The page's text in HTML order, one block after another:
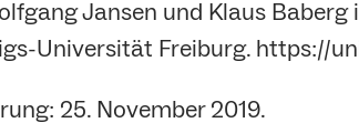
Jansen und Klaus
Universität Freiburg. https://
25. November 2019.